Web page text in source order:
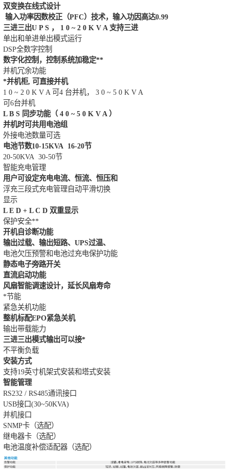
双变换在线式设计
输入功率因数校正（PFC）技术，输入功因高达0.99
三进三出U P S ， 1 0 ~ 2 0 K V A 支持三进
单出和单进单出模式运行
DSP全数字控制
数字化控制，控制系统加稳定**
并机冗余功能
*并机柜, 可直接并机
1 0 ~ 2 0 K V A 可4 台并机， 3 0 ~ 5 0 K V A
可6台并机
L B S 同步功能（ 4 0 ~ 5 0 K V A ）
并机时可共用电池组
外接电池数量可选
电池节数10-15KVA 16-20节
20-50KVA 30-50节
智能充电管理
用户可设定充电电流、恒流、恒压和
浮充三段式充电管理自动平滑切换
显示
L E D + L C D 双重显示
保护安全**
开机自诊断功能
输出过载、输出短路、UPS过温、
电池欠压预警和电池过充电保护功能
静态电子旁路开关
直流启动功能
风扇智能调速设计，延长风扇寿命
*节能
紧急关机功能
整机标配EPO紧急关机
输出带载能力
三进三出模式输出可以接*
不平衡负载
安装方式
支持19英寸机架式安装和塔式安装
智能管理
RS232 / RS485通讯接口
USB接口(30~50KVA)
并机接口
SNMP卡（选配）
继电器卡（选配）
电池温度补偿适配器（选配）
台达UPS电源
UPS电源蓄电池
EPS直流屏蓄电
池